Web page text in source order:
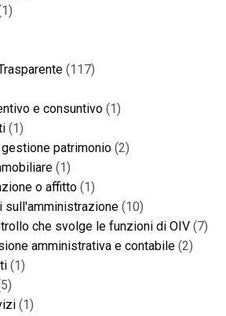
(117)
e consuntivo (1)
(1)
patrimonio (2)
(1)
o affitto (1)
sull'amministrazione (10)
che svolge le funzioni di OIV (7)
amministrativa e contabile (2)
(1)
(1)